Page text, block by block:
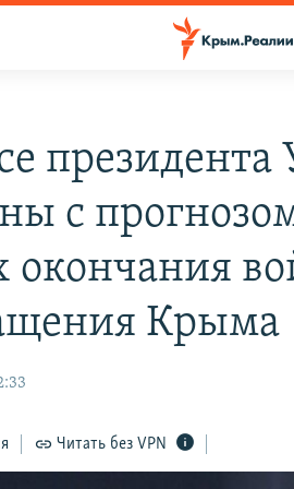
президента
с
окончания
Крыма
Читать без VPN